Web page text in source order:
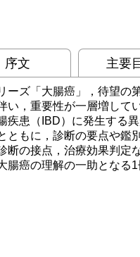
序文 主要
ーズ「大腸癌」，待望の
い，重要性が一層増して
疾患（IBD）に発生する
ともに，診断の要点や鑑
断の接点，治療効果判
癌の理解の一助となる1